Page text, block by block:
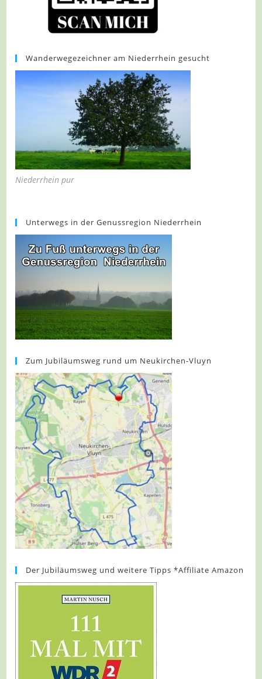
Wanderwegezeichner am Niederrhein gesucht
Niederrhein pur
Unterwegs in der Genussregion Niederrhein
Zum Jubiläumsweg rund um Neukirchen-Vluyn
Der Jubiläumsweg und weitere Tipps *Affiliate Amazon